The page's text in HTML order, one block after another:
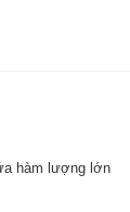
hàm lượng lớn